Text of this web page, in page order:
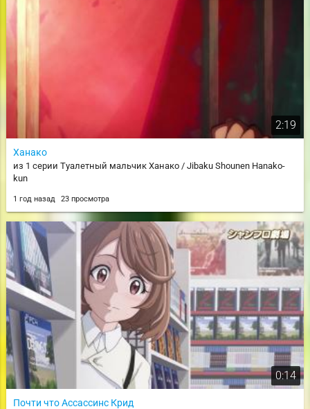
2:19
Ханако
из 1 серии Туалетный мальчик Ханако / Jibaku Shounen Hanako-
kun
1 год назад 23 просмотра
0:14
Почти что Ассассинс Крид